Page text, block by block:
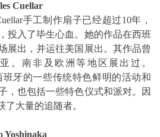
Cuellar
手工制作扇子已经超过10年，
投入了毕生心血。她的作品在西班
展出，并运往美国展出。其作品曾
。南非及欧洲等地区展出过。
班牙的一些传统特色鲜明的活动和
，也包括一些特色仪式和派对。因
了大量的追随者。
Yoshinaka